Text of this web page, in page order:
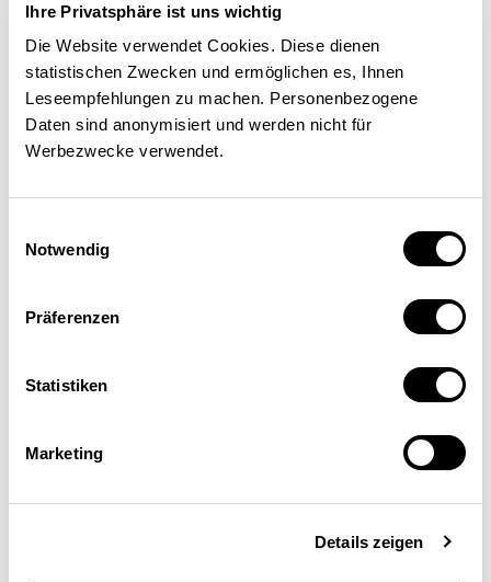
Ihre Privatsphäre ist uns wichtig
Die Website verwendet Cookies. Diese dienen
statistischen Zwecken und ermöglichen es, Ihnen
Leseempfehlungen zu machen. Personenbezogene
Daten sind anonymisiert und werden nicht für
Werbezwecke verwendet.
Notwendig
Präferenzen
Statistiken
Marketing
Details zeigen
Karl Aberer
(LSIR), EPF Lausanne